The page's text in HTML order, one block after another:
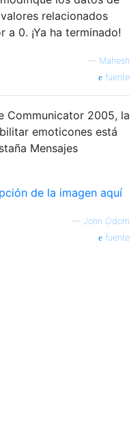
relacionados
a 0. ¡Ya ha terminado!
— Mahesh
fuente
Communicator 2005, la
emoticones está
Mensajes
— John Odom
fuente